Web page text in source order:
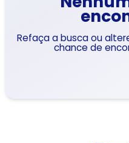
Refaça a busca ou
chance de